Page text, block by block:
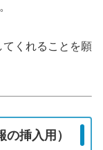
てくれることを願
挿入用）